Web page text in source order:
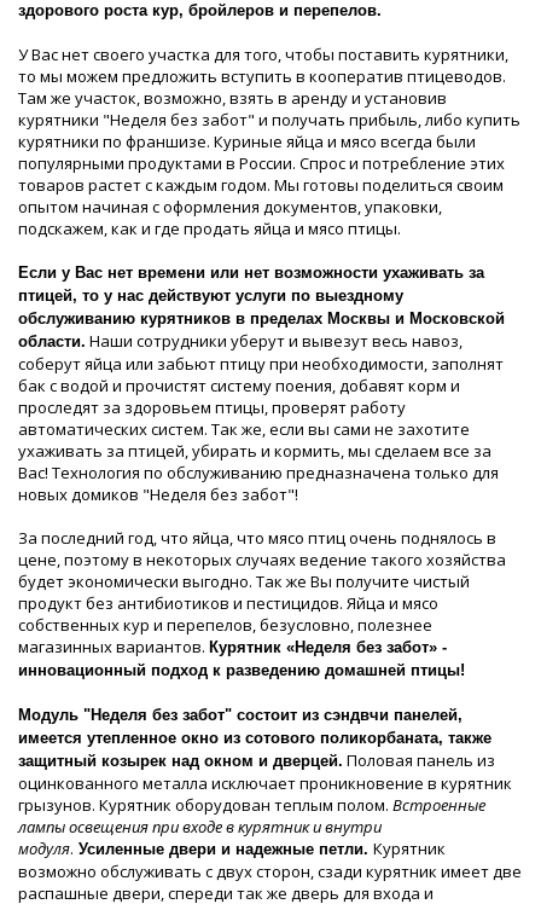
здорового роста кур, бройлеров и перепелов.
У Вас нет своего участка для того, чтобы поставить курятники,
то мы можем предложить вступить в кооператив птицеводов.
Там же участок, возможно, взять в аренду и установив
курятники "Неделя без забот" и получать прибыль, либо купить
курятники по франшизе. Куриные яйца и мясо всегда были
популярными продуктами в России. Спрос и потребление этих
товаров растет с каждым годом. Мы готовы поделиться своим
опытом начиная с оформления документов, упаковки,
подскажем, как и где продать яйца и мясо птицы.
Если у Вас нет времени или нет возможности ухаживать за
птицей, то у нас действуют услуги по выездному
обслуживанию курятников в пределах Москвы и Московской
области. Наши сотрудники уберут и вывезут весь навоз,
соберут яйца или забьют птицу при необходимости, заполнят
бак с водой и прочистят систему поения, добавят корм и
проследят за здоровьем птицы, проверят работу
автоматических систем. Так же, если вы сами не захотите
ухаживать за птицей, убирать и кормить, мы сделаем все за
Вас! Технология по обслуживанию предназначена только для
новых домиков "Неделя без забот"!
За последний год, что яйца, что мясо птиц очень поднялось в
цене, поэтому в некоторых случаях ведение такого хозяйства
будет экономически выгодно. Так же Вы получите чистый
продукт без антибиотиков и пестицидов. Яйца и мясо
собственных кур и перепелов, безусловно, полезнее
магазинных вариантов. Курятник «Неделя без забот» -
инновационный подход к разведению домашней птицы!
Модуль "Неделя без забот" состоит из сэндвчи панелей,
имеется утепленное окно из сотового поликорбаната, также
защитный козырек над окном и дверцей. Половая панель из
оцинкованного металла исключает проникновение в курятник
грызунов. Курятник оборудован теплым полом. Встроенные
лампы освещения при входе в курятник и внутри
модуля. Усиленные двери и надежные петли. Курятник
возможно обслуживать с двух сторон, сзади курятник имеет две
распашные двери, спереди так же дверь для входа и